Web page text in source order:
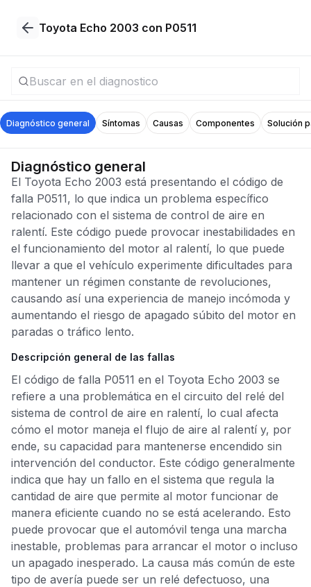
Toyota Echo 2003 con P0511
Diagnóstico general Síntomas Causas Componentes Solución
Diagnóstico general
El Toyota Echo 2003 está presentando el código de
falla P0511, lo que indica un problema específico
relacionado con el sistema de control de aire en
ralentí. Este código puede provocar inestabilidades en
el funcionamiento del motor al ralentí, lo que puede
llevar a que el vehículo experimente dificultades para
mantener un régimen constante de revoluciones,
causando así una experiencia de manejo incómoda y
aumentando el riesgo de apagado súbito del motor en
paradas o tráfico lento.
Descripción general de las fallas
El código de falla P0511 en el Toyota Echo 2003 se
refiere a una problemática en el circuito del relé del
sistema de control de aire en ralentí, lo cual afecta
cómo el motor maneja el flujo de aire al ralentí y, por
ende, su capacidad para mantenerse encendido sin
intervención del conductor. Este código generalmente
indica que hay un fallo en el sistema que regula la
cantidad de aire que permite al motor funcionar de
manera eficiente cuando no se está acelerando. Esto
puede provocar que el automóvil tenga una marcha
inestable, problemas para arrancar el motor o incluso
un apagado inesperado. La causa más común de este
tipo de avería puede ser un relé defectuoso, una